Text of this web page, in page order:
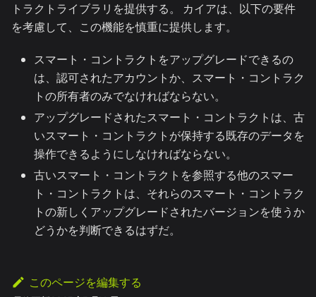
トラクトライブラリを提供する。 カイアは、以下の要件
を考慮して、この機能を慎重に提供します。
スマート・コントラクトをアップグレードできるの
は、認可されたアカウントか、スマート・コントラク
トの所有者のみでなければならない。
アップグレードされたスマート・コントラクトは、古
いスマート・コントラクトが保持する既存のデータを
操作できるようにしなければならない。
古いスマート・コントラクトを参照する他のスマー
ト・コントラクトは、それらのスマート・コントラク
トの新しくアップグレードされたバージョンを使うか
どうかを判断できるはずだ。
このページを編集する